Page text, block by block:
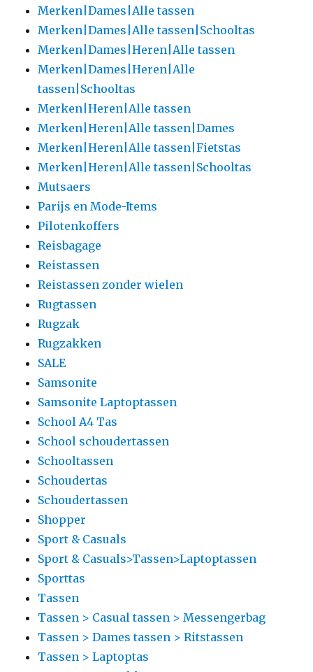
Merken|Dames|Alle tassen
Merken|Dames|Alle tassen|Schooltas
Merken|Dames|Heren|Alle tassen
Merken|Dames|Heren|Alle
tassen|Schooltas
Merken|Heren|Alle tassen
Merken|Heren|Alle tassen|Dames
Merken|Heren|Alle tassen|Fietstas
Merken|Heren|Alle tassen|Schooltas
Mutsaers
Parijs en Mode-Items
Pilotenkoffers
Reisbagage
Reistassen
Reistassen zonder wielen
Rugtassen
Rugzak
Rugzakken
SALE
Samsonite
Samsonite Laptoptassen
School A4 Tas
School schoudertassen
Schooltassen
Schoudertas
Schoudertassen
Shopper
Sport & Casuals
Sport & Casuals>Tassen>Laptoptassen
Sporttas
Tassen
Tassen > Casual tassen > Messengerbag
Tassen > Dames tassen > Ritstassen
Tassen > Laptoptas